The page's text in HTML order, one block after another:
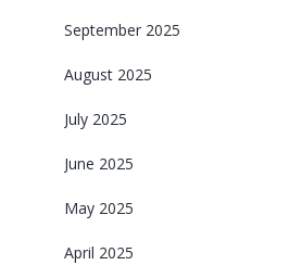
September 2025
August 2025
July 2025
June 2025
May 2025
April 2025